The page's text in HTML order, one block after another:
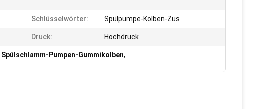
Schlüsselwörter: Spülpumpe-Kolben-Zus
Druck: Hochdruck
Spülschlamm-Pumpen-Gummikolben,